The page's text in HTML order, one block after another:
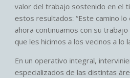
valor del trabajo sostenido en el
estos resultados: “Este camino
ahora continuamos con su
que les hicimos a los vecinos a lo
En un operativo integral,
especializados de las distintas